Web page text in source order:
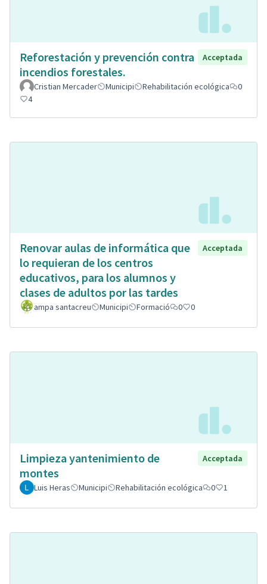
Reforestación y prevención contra
incendios forestales.
Acceptada
Cristian Mercader Municipi Rehabilitación ecológica
0
4
Renovar aulas de informática que
lo requieran de los centros
educativos, para los alumnos y
clases de adultos por las tardes
Acceptada
ampa santacreu Municipi Formació 0 0
Limpieza yantenimiento de
montes
Acceptada
Luis Heras Municipi Rehabilitación ecológica 0 1